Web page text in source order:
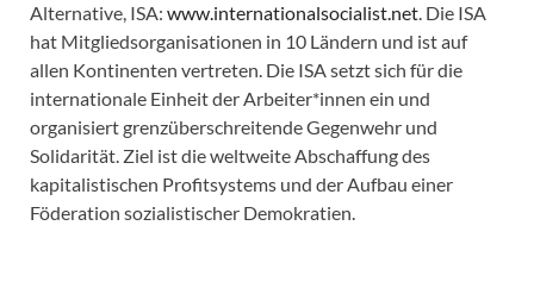
Alternative, ISA: www.internationalsocialist.net. Die ISA
hat Mitgliedsorganisationen in 10 Ländern und ist auf
allen Kontinenten vertreten. Die ISA setzt sich für die
internationale Einheit der Arbeiter*innen ein und
organisiert grenzüberschreitende Gegenwehr und
Solidarität. Ziel ist die weltweite Abschaffung des
kapitalistischen Profitsystems und der Aufbau einer
Föderation sozialistischer Demokratien.